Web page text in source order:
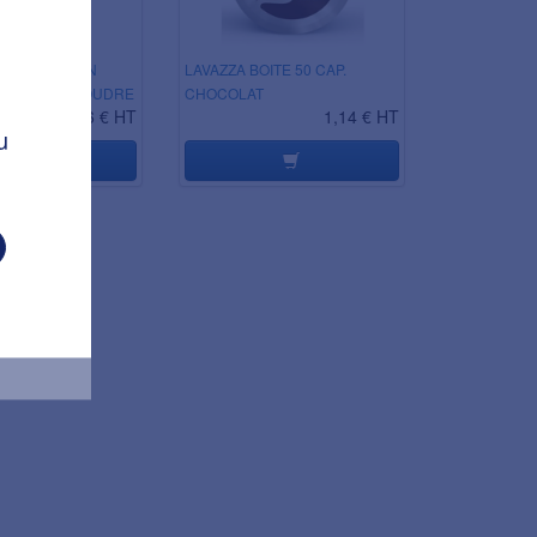
VAN
LACTE POUDRE
13,16 € HT
LAVAZZA BOITE 50 CAP.
CHOCOLAT
1,14 € HT